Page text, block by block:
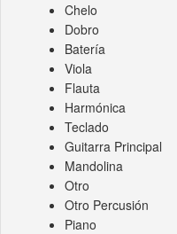
Chelo
Dobro
Batería
Viola
Flauta
Harmónica
Teclado
Guitarra Principal
Mandolina
Otro
Otro Percusión
Piano